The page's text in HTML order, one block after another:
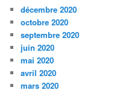
décembre 2020
octobre 2020
septembre 2020
juin 2020
mai 2020
avril 2020
mars 2020